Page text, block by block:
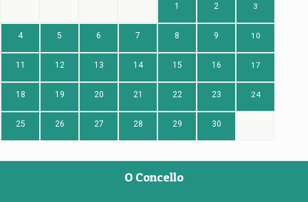
1 2 3
4 5 6 7 8 9 10
11 12 13 14 15 16 17
18 19 20 21 22 23 24
25 26 27 28 29 30
O Concello